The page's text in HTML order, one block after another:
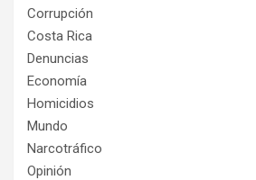
Corrupción
Costa Rica
Denuncias
Economía
Homicidios
Mundo
Narcotráfico
Opinión